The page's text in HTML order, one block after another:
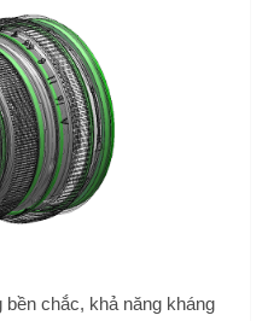
chắc, khả năng kháng